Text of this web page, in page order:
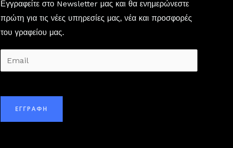
Εγγραφείτε στο Newsletter μας και θα ενημερώνεστε
πρώτη για τις νέες υπηρεσίες μας, νέα και προσφορές
του γραφείου μας.
m
i
ΕΓΓΡΑΦΗ